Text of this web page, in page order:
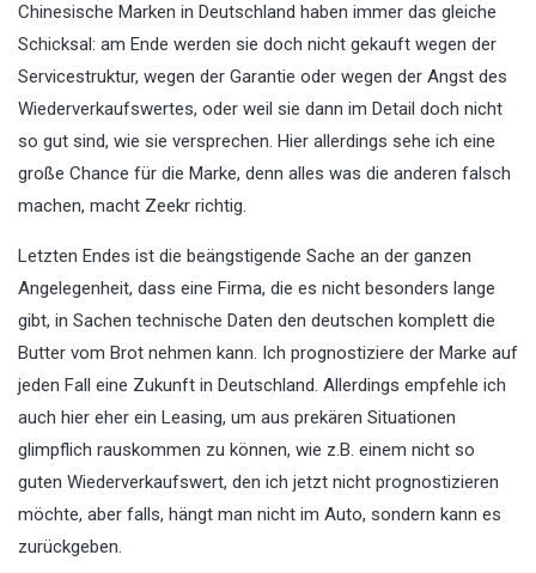
Chinesische Marken in Deutschland haben immer das gleiche
Schicksal: am Ende werden sie doch nicht gekauft wegen der
Servicestruktur, wegen der Garantie oder wegen der Angst des
Wiederverkaufswertes, oder weil sie dann im Detail doch nicht
so gut sind, wie sie versprechen. Hier allerdings sehe ich eine
große Chance für die Marke, denn alles was die anderen falsch
machen, macht Zeekr richtig.
Letzten Endes ist die beängstigende Sache an der ganzen
Angelegenheit, dass eine Firma, die es nicht besonders lange
gibt, in Sachen technische Daten den deutschen komplett die
Butter vom Brot nehmen kann. Ich prognostiziere der Marke auf
jeden Fall eine Zukunft in Deutschland. Allerdings empfehle ich
auch hier eher ein Leasing, um aus prekären Situationen
glimpflich rauskommen zu können, wie z.B. einem nicht so
guten Wiederverkaufswert, den ich jetzt nicht prognostizieren
möchte, aber falls, hängt man nicht im Auto, sondern kann es
zurückgeben.